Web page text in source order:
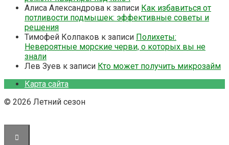
Алиса Александрова к записи Как избавиться от
потливости подмышек: эффективные советы и
решения
Тимофей Колпаков к записи Полихеты:
Невероятные морские черви, о которых вы не
знали
Лев Зуев к записи Кто может получить микрозайм
Карта сайта
© 2026 Летний сезон